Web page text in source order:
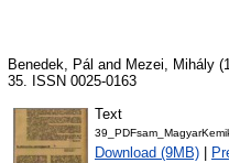
Benedek, Pál and Mezei, Mihály
35. ISSN 0025-0163
Text
Download (9MB)